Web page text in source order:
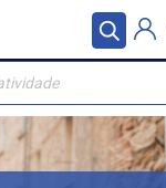
de Cookies